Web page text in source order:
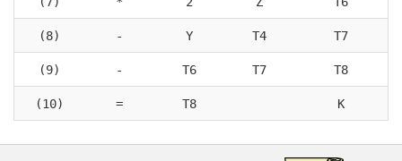
(8) - Y T4 T7
(9) - T6 T7 T8
(10) = T8 K